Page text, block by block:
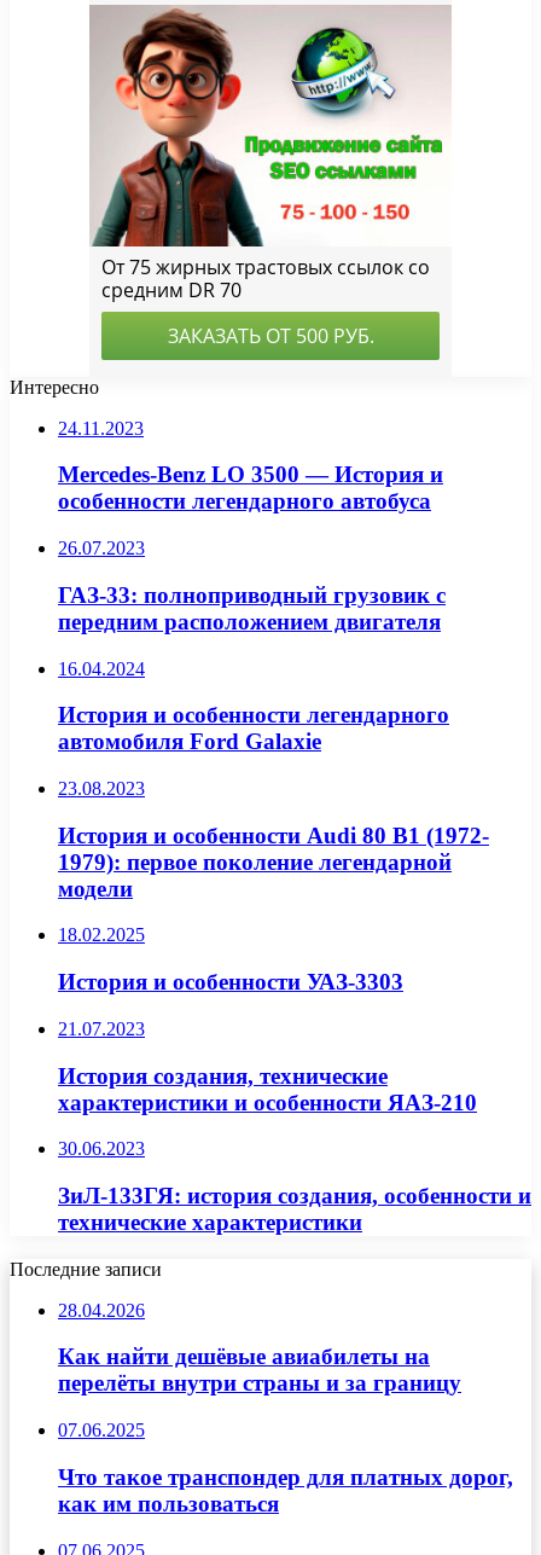
Интересно
24.11.2023
Mercedes-Benz LO 3500 — История и
особенности легендарного автобуса
26.07.2023
ГАЗ-33: полноприводный грузовик с
передним расположением двигателя
16.04.2024
История и особенности легендарного
автомобиля Ford Galaxie
23.08.2023
История и особенности Audi 80 B1 (1972-
1979): первое поколение легендарной
модели
18.02.2025
История и особенности УАЗ-3303
21.07.2023
История создания, технические
характеристики и особенности ЯАЗ-210
30.06.2023
ЗиЛ-133ГЯ: история создания, особенности и
технические характеристики
Последние записи
28.04.2026
Как найти дешёвые авиабилеты на
перелёты внутри страны и за границу
07.06.2025
Что такое транспондер для платных дорог,
как им пользоваться
07.06.2025